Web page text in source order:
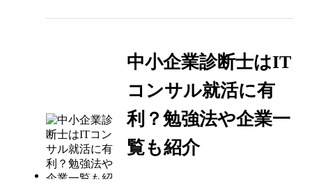
中小企業診断士はIT
コンサル就活に有
利？勉強法や企業一
覧も紹介